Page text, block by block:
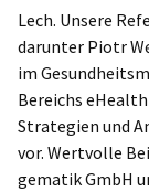
Lech. Unsere
darunter Piotr
im
Bereichs
Strategien und
vor. Wertvolle
gematik GmbH